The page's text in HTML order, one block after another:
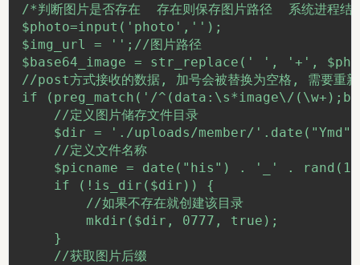
/*判断图片是否存在  存在则保存图片路径  系统进程
$photo=input('photo','');
$img_url = '';//图片路径
$base64_image = str_replace(' ', '+',
//post方式接收的数据, 加号会被替换为空格, 需要重
if (preg_match('/^(data:\s*image\/
//定义图片储存文件目录
$dir = './uploads/member/
//定义文件名称
$picname = date("his") . '_' .
if (!is_dir($dir)) {
//如果不存在就创建该目录
mkdir($dir, 0777, true);
}
//获取图片后缀